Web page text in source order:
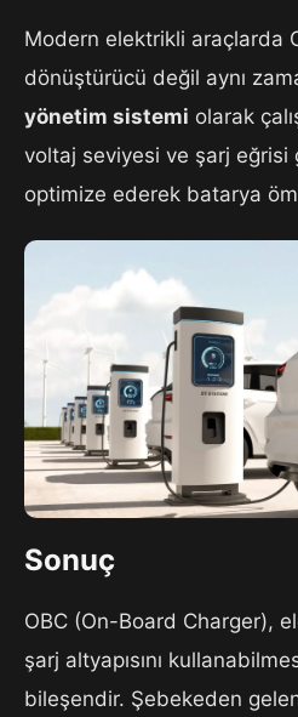
Modern elektrikli araçlarda
dönüştürücü değil aynı
yönetim sistemi olarak
voltaj seviyesi ve şarj eğrisi
optimize ederek batarya
Sonuç
OBC (On-Board Charger),
şarj altyapısını
bileşendir. Şebekeden